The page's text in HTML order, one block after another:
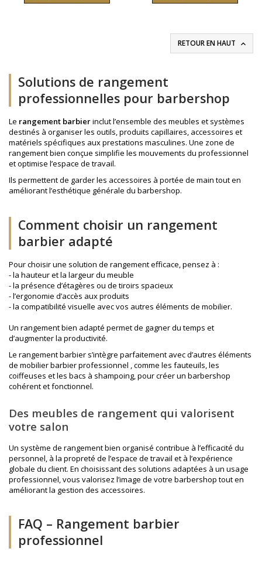
RETOUR EN HAUT 
Solutions de rangement
professionnelles pour barbershop
Le rangement barbierinclut l’ensemble des meubles et systèmes
destinés à organiser les outils, produits capillaires, accessoires et
matériels spécifiques aux prestations masculines. Une zone de
rangement bien conçue simplifie les mouvements du professionnel
et optimise l’espace de travail.
Ils permettent de garder les accessoires à portée de main tout en
améliorant l’esthétique générale du barbershop.
Comment choisir un rangement
barbier adapté
Pour choisir une solution de rangement efficace, pensez à :
- la hauteur et la largeur du meuble
- la présence d’étagères ou de tiroirs spacieux
- l’ergonomie d’accès aux produits
- la compatibilité visuelle avec vos autres éléments de mobilier.
Un rangement bien adapté permet de gagner du temps et
d’augmenter la productivité.
Le rangement barbier s’intègre parfaitement avec d’autres éléments
de mobilier barbier professionnel , comme les fauteuils, les
coiffeuses et les bacs à shampoing, pour créer un barbershop
cohérent et fonctionnel.
Des meubles de rangement qui valorisent
votre salon
Un système de rangement bien organisé contribue à l’efficacité du
personnel, à la propreté de l’espace de travail et à l’expérience
globale du client. En choisissant des solutions adaptées à un usage
professionnel, vous valorisez l’image de votre barbershop tout en
améliorant la gestion des accessoires.
FAQ – Rangement barbier
professionnel